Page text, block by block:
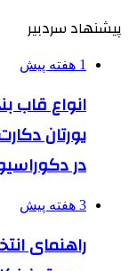
پیشنهاد سردبیر
1 هفته پیش
انواع قاب
یورتان
در
3 هفته پیش
راهنمای